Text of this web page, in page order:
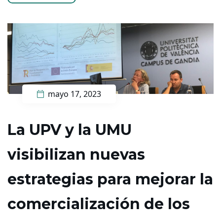
mayo 17, 2023
La UPV y la UMU
visibilizan nuevas
estrategias para mejorar la
comercialización d​e los